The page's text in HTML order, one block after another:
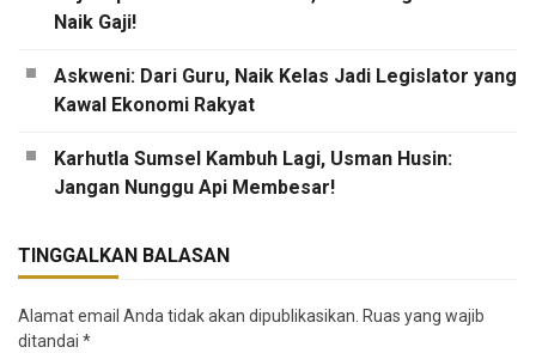
Naik Gaji!
Askweni: Dari Guru, Naik Kelas Jadi Legislator yang
Kawal Ekonomi Rakyat
Karhutla Sumsel Kambuh Lagi, Usman Husin:
Jangan Nunggu Api Membesar!
TINGGALKAN BALASAN
Alamat email Anda tidak akan dipublikasikan. Ruas yang wajib
ditandai *